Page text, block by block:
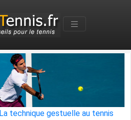
La technique gestuelle au tennis